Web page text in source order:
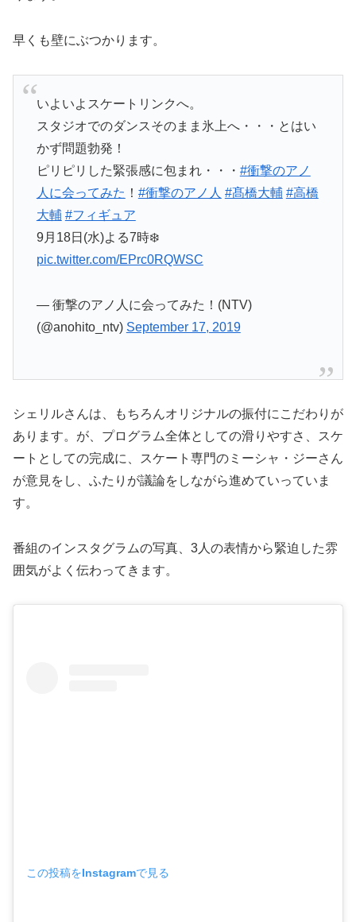
早くも壁にぶつかります。
いよいよスケートリンクへ。
スタジオでのダンスそのまま氷上へ・・・とはい
かず問題勃発！
ピリピリした緊張感に包まれ・・・ #衝撃のアノ
人に会ってみた ！ #衝撃のアノ人 #髙橋大輔 #高橋
大輔 #フィギュア
9月18日(水)よる7時❄️
pic.twitter.com/EPrc0RQWSC
— 衝撃のアノ人に会ってみた！(NTV)
(@anohito_ntv) September 17, 2019
シェリルさんは、もちろんオリジナルの振付にこだわりが
あります。が、プログラム全体としての滑りやすさ、スケ
ートとしての完成に、スケート専門のミーシャ・ジーさん
が意見をし、ふたりが議論をしながら進めていっていま
す。
番組のインスタグラムの写真、3人の表情から緊迫した雰
囲気がよく伝わってきます。
この投稿をInstagramで見る